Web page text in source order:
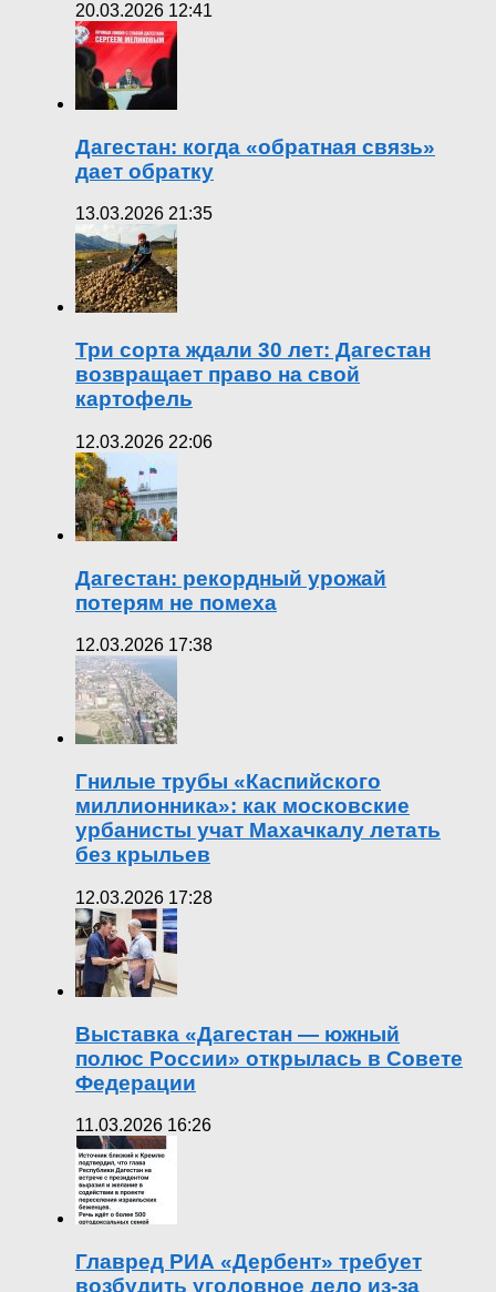
20.03.2026 12:41
Дагестан: когда «обратная связь»
дает обратку
13.03.2026 21:35
Три сорта ждали 30 лет: Дагестан
возвращает право на свой
картофель
12.03.2026 22:06
Дагестан: рекордный урожай
потерям не помеха
12.03.2026 17:38
Гнилые трубы «Каспийского
миллионника»: как московские
урбанисты учат Махачкалу летать
без крыльев
12.03.2026 17:28
Выставка «Дагестан — южный
полюс России» открылась в Совете
Федерации
11.03.2026 16:26
Главред РИА «Дербент» требует
возбудить уголовное дело из-за